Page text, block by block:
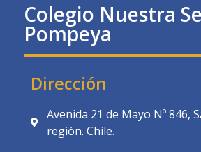
Colegio Nuestra
Pompeya
Dirección
Avenida 21 de Mayo Nº 846,
región. Chile.